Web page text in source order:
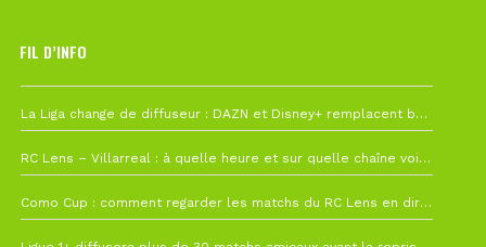
FIL D’INFO
La Liga change de diffuseur : DAZN et Disney+ remplacent beIN Sports !
RC Lens – Villarreal : à quelle heure et sur quelle chaîne voir la finale de la Como Cup ?
Como Cup : comment regarder les matchs du RC Lens en direct ?